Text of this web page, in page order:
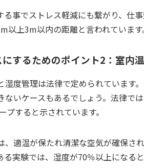
る事でストレス軽減にも繋がり、仕
以上3m以内の距離と言われています
するためのポイント2：室内
湿度管理は法律で定められています
ないケースもあるでしょう。法律で
すると示されています。
、適温が保たれ清潔な空気が確保さ
実験では、湿度が70％以上になる